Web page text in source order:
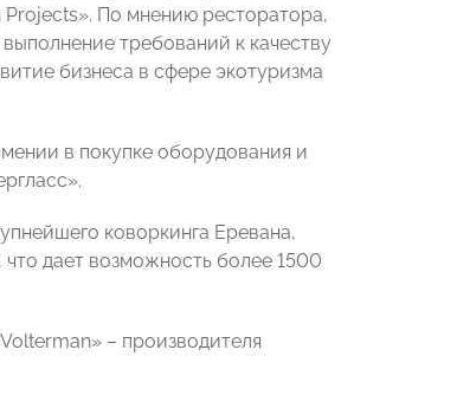
По мнению ресторатора,
требований к качеству
бизнеса в сфере экотуризма
в покупке оборудования и
коворкинга Еревана,
дает возможность более 1500
– производителя